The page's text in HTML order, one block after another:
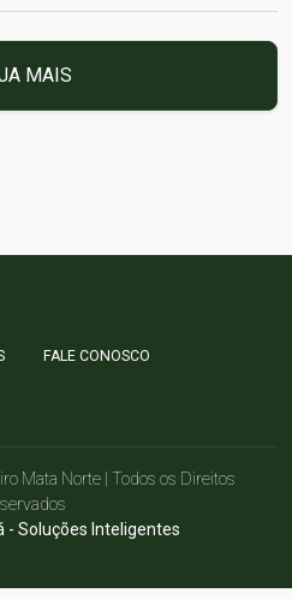
MAIS
FALE CONOSCO
Mata Norte | Todos os Direitos
- Soluções Inteligentes